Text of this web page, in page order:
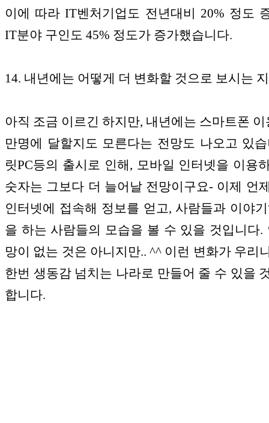
이에 따라 IT벤처기업도 전년대비 20% 정도
IT분야 구인도 45% 정도가 증가했습니다.
14. 내년에는 어떻게 더 변화할 것으로 보시는
아직 조금 이르긴 하지만, 내년에는 스마트폰
만명에 달할지도 모른다는 전망도 나오고 있
릿PC등의 출시로 인해, 모바일 인터넷을 이용
숫자는 그보다 더 늘어날 전망이구요- 이제 언
인터넷에 접속해 정보를 얻고, 사람들과 이야
을 하는 사람들의 모습을 볼 수 있을 것입니다.
망이 없는 것은 아니지만.. ^^ 이런 변화가 우리
한번 생동감 넘치는 나라로 만들어 줄 수 있을
합니다.